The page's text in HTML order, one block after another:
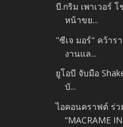
บี.กริม เพาเวอร์
หน้าขย...
"ซีเจ มอร์" คว้าร
งานแล...
ยูโอบี จับมือ
บั...
ไอคอนคราฟต์ ร่ว
“MACRAME